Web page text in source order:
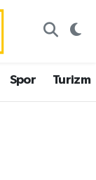
Spor Turizm